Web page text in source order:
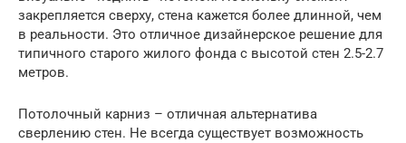
закрепляется сверху, стена кажется более длинной, чем
в реальности. Это отличное дизайнерское решение для
типичного старого жилого фонда с высотой стен 2.5-2.7
метров.
Потолочный карниз – отличная альтернатива
сверлению стен. Не всегда существует возможность